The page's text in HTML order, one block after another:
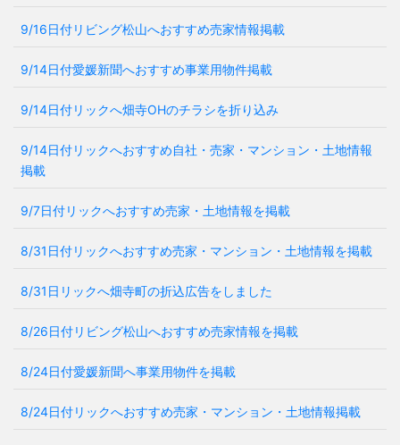
9/16日付リビング松山へおすすめ売家情報掲載
9/14日付愛媛新聞へおすすめ事業用物件掲載
9/14日付リックへ畑寺OHのチラシを折り込み
9/14日付リックへおすすめ自社・売家・マンション・土地情報
掲載
9/7日付リックへおすすめ売家・土地情報を掲載
8/31日付リックへおすすめ売家・マンション・土地情報を掲載
8/31日リックへ畑寺町の折込広告をしました
8/26日付リビング松山へおすすめ売家情報を掲載
8/24日付愛媛新聞へ事業用物件を掲載
8/24日付リックへおすすめ売家・マンション・土地情報掲載